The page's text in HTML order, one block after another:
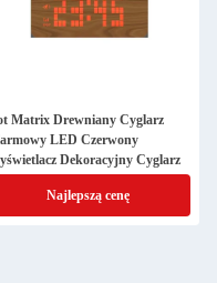
Matrix Drewniany Cyglarz
LED Czerwony
Dekoracyjny Cyglarz
Najlepszą cenę